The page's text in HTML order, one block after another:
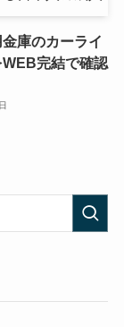
庫のカーライ
完結で確認